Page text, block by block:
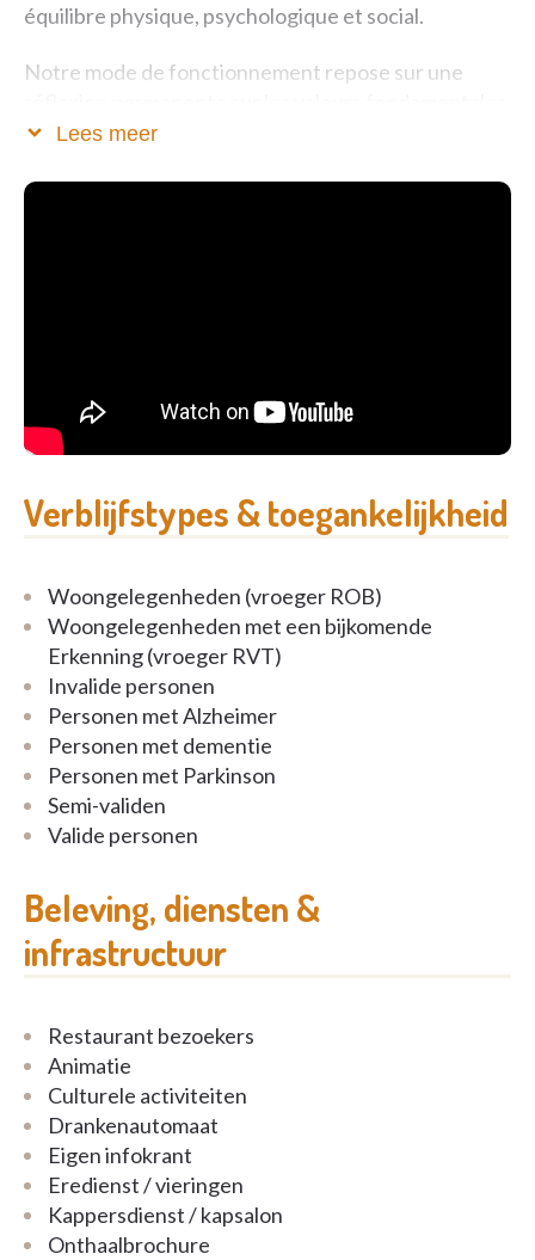
équilibre physique, psychologique et social.
Notre mode de fonctionnement repose sur une
de la vie, dans le respect des besoins individuels de
Lees meer
Verblijfstypes & toegankelijkheid
Woongelegenheden (vroeger ROB)
Woongelegenheden met een bijkomende
Erkenning (vroeger RVT)
Invalide personen
Personen met Alzheimer
Personen met dementie
Personen met Parkinson
Semi-validen
Valide personen
Beleving, diensten &
infrastructuur
Restaurant bezoekers
Animatie
Culturele activiteiten
Drankenautomaat
Eigen infokrant
Eredienst / vieringen
Kappersdienst / kapsalon
Onthaalbrochure